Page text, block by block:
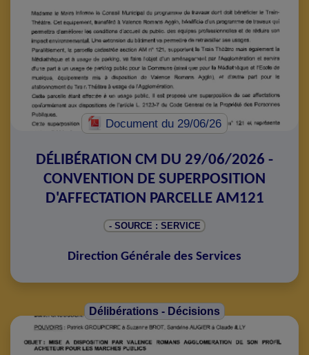
Documentdu 29/06/26
DÉLIBÉRATION CM DU 29/06/2026 -
CONVENTION DE SUPERPOSITION
D'AFFECTATION PARCELLE AM121
- SOURCE : SERVICE
Direction Générale des Services
Délibérations - Décisions